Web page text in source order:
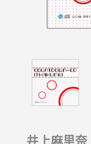
井上麻里